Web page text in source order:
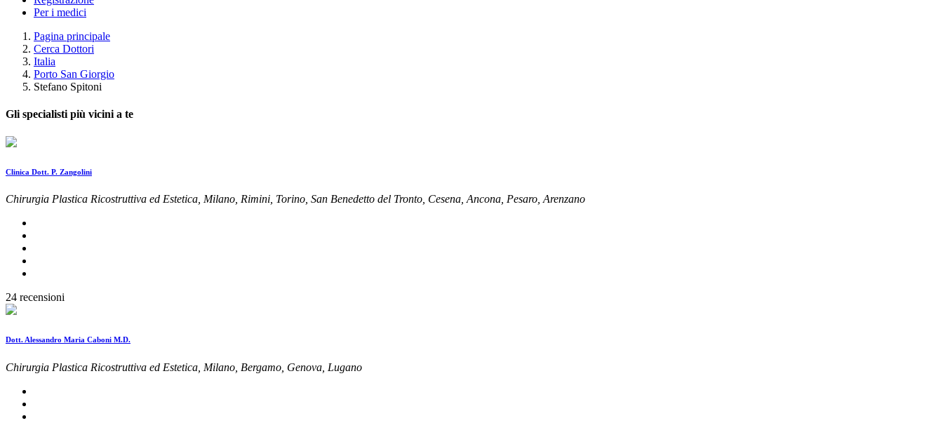
Per i medici
Pagina principale
Cerca Dottori
Italia
Porto San Giorgio
Stefano Spitoni
Gli specialisti più vicini a te
Clinica Dott. P. Zangolini
Chirurgia Plastica Ricostruttiva ed Estetica, Milano, Rimini, Torino, San Benedetto del Tronto, Cesena, Ancona, Pesaro, Arenzano
24 recensioni
Dott. Alessandro Maria Caboni M.D.
Chirurgia Plastica Ricostruttiva ed Estetica, Milano, Bergamo, Genova, Lugano